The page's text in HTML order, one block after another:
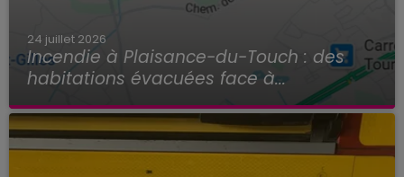
24 juillet 2026
Incendie à Plaisance-du-Touch : des
habitations évacuées face à...